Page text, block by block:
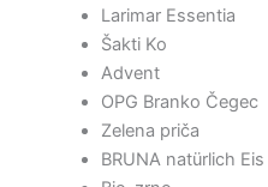
Larimar Essentia
Šakti Ko
Advent
OPG Branko Čegec
Zelena priča
BRUNA natürlich Eis